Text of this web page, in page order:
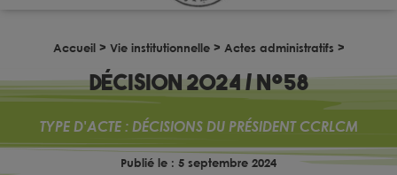
Accueil > Vie institutionnelle > Actes administratifs >
Décision 2024 / n°58
TYPE D'ACTE : DÉCISIONS DU PRÉSIDENT CCRLCM
Publié le : 5 septembre 2024